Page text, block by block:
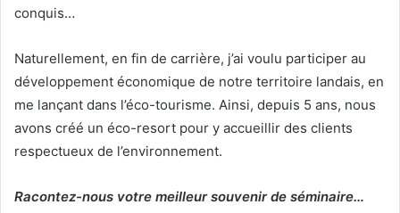
conquis…
Naturellement, en fin de carrière, j’ai voulu participer au
développement économique de notre territoire landais, en
me lançant dans l’éco-tourisme. Ainsi, depuis 5 ans, nous
avons créé un éco-resort pour y accueillir des clients
respectueux de l’environnement.
Racontez-nous votre meilleur souvenir de séminaire…